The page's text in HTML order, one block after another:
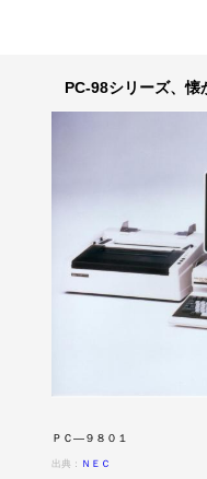
PC-98シリーズ、懐
ＰＣ―９８０１
出典： ＮＥＣ